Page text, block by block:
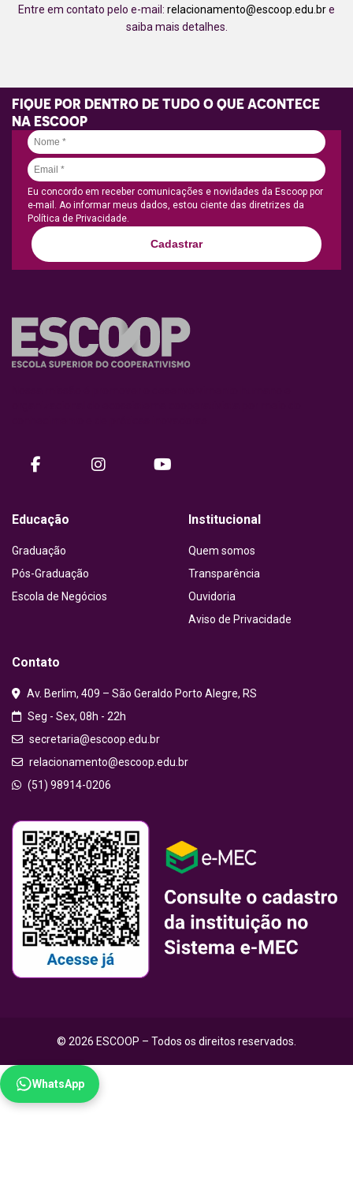
Entre em contato pelo e-mail: relacionamento@escoop.edu.bre
saiba mais detalhes.
FIQUE POR DENTRO DE TUDO O QUE ACONTECE
NA ESCOOP
Eu concordo em receber comunicações e novidades da Escoop por
e-mail. Ao informar meus dados, estou ciente das diretrizes da
Política de Privacidade.
Cadastrar
facebookinstagram
Educação
Graduação
Pós-Graduação
Escola de Negócios
Institucional
Quem somos
Transparência
Ouvidoria
Aviso de Privacidade
Contato
Av. Berlim, 409 – São Geraldo Porto Alegre, RS
Seg - Sex, 08h - 22h
secretaria@escoop.edu.br
relacionamento@escoop.edu.br
(51) 98914-0206
© 2026 ESCOOP – Todos os direitos reservados.
WhatsApp